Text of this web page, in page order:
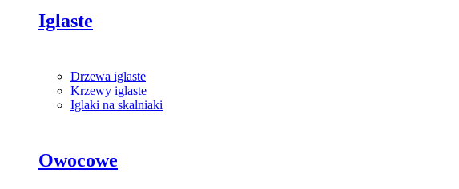
Iglaste
Drzewa iglaste
Krzewy iglaste
Iglaki na skalniaki
Owocowe